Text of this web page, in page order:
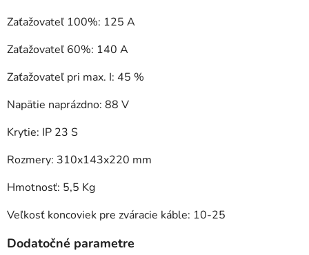
Zaťažovateľ 100%: 125 A
Zaťažovateľ 60%: 140 A
Zaťažovateľ pri max. I: 45 %
Napätie naprázdno: 88 V
Krytie: IP 23 S
Rozmery: 310x143x220 mm
Hmotnosť: 5,5 Kg
Veľkosť koncoviek pre zváracie káble: 10-25
Dodatočné parametre